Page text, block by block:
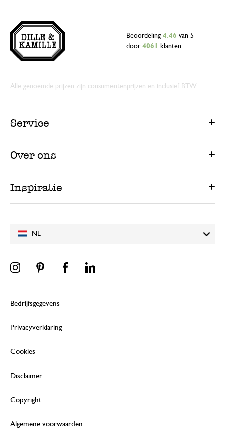
NL
Beoordeling 4.46 van 5
door 4061 klanten
Alle genoemde prijzen zijn consumentenprijzen en inclusief BTW.
Service
Over ons
Inspiratie
Bedrijfsgegevens
Privacyverklaring
Cookies
Disclaimer
Copyright
Algemene voorwaarden